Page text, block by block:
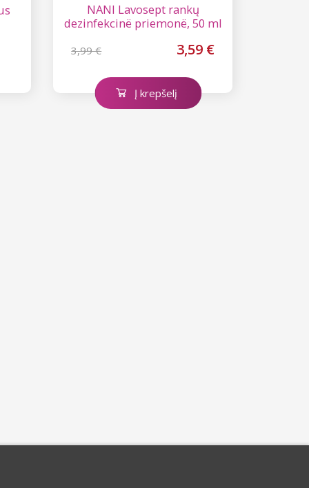
NANI Lavosept rankų
dezinfekcinë priemonë, 50 ml
3,99 € 3,59 €
Į krepšelį